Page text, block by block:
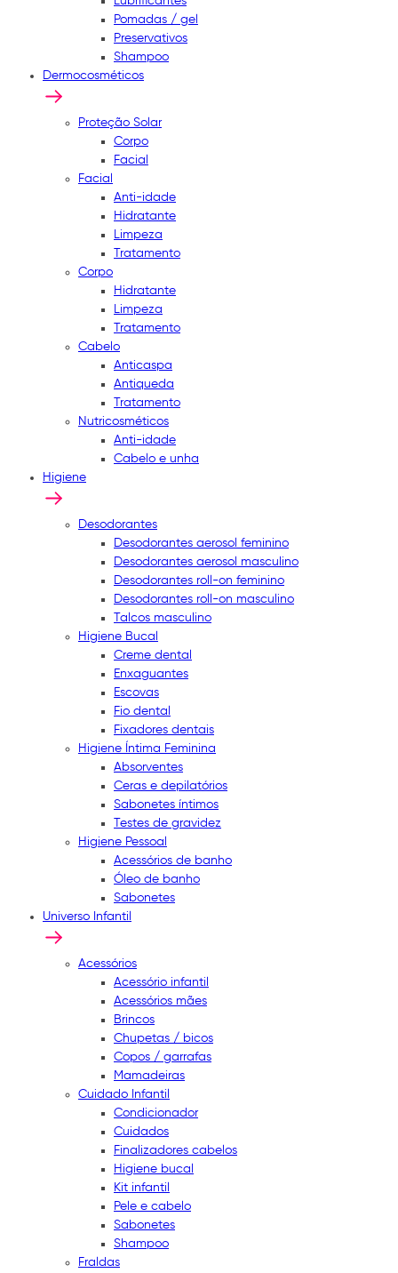
Pomadas / gel
Preservativos
Shampoo
Dermocosméticos
Proteção Solar
Corpo
Facial
Facial
Anti-idade
Hidratante
Limpeza
Tratamento
Corpo
Hidratante
Limpeza
Tratamento
Cabelo
Anticaspa
Antiqueda
Tratamento
Nutricosméticos
Anti-idade
Cabelo e unha
Higiene
Desodorantes
Desodorantes aerosol feminino
Desodorantes aerosol masculino
Desodorantes roll-on feminino
Desodorantes roll-on masculino
Talcos masculino
Higiene Bucal
Creme dental
Enxaguantes
Escovas
Fio dental
Fixadores dentais
Higiene Íntima Feminina
Absorventes
Ceras e depilatórios
Sabonetes íntimos
Testes de gravidez
Higiene Pessoal
Acessórios de banho
Óleo de banho
Sabonetes
Universo Infantil
Acessórios
Acessório infantil
Acessórios mães
Brincos
Chupetas / bicos
Copos / garrafas
Mamadeiras
Cuidado Infantil
Condicionador
Cuidados
Finalizadores cabelos
Higiene bucal
Kit infantil
Pele e cabelo
Sabonetes
Shampoo
Fraldas